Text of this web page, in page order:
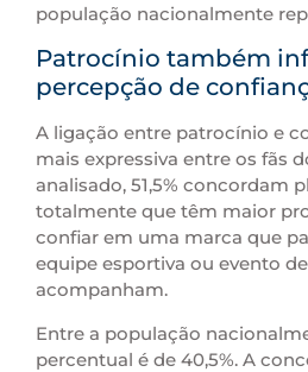
população nacionalmente
Patrocínio também
percepção de
A ligação entre patrocínio e
mais expressiva entre os fãs
analisado, 51,5% concordam
totalmente que têm maior
confiar em uma marca que
equipe esportiva ou evento
acompanham.
Entre a população
percentual é de 40,5%. A